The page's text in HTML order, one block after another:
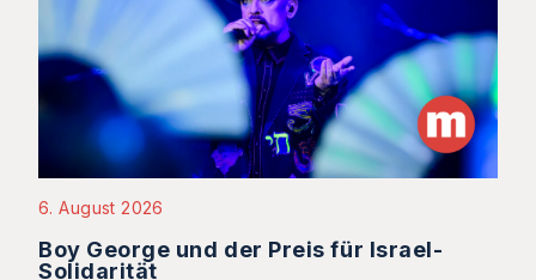
6. August 2026
Boy George und der Preis für Israel-
Solidarität